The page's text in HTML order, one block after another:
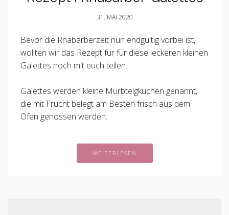
31. MAI 2020
Bevor die Rhabarberzeit nun endgültig vorbei ist,
wollten wir das Rezept für für diese leckeren kleinen
Galettes noch mit euch teilen.
Galettes werden kleine Mürbteigkuchen genannt,
die mit Frucht belegt am Besten frisch aus dem
Ofen genossen werden.
WEITERLESEN